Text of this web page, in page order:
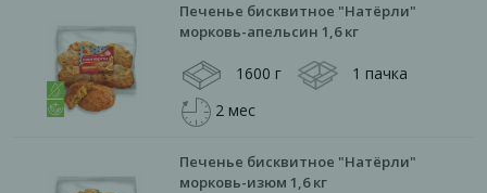
Печенье бисквитное "Натёрли"
морковь-апельсин 1,6 кг
1600 г
1 пачка
2 мес
Печенье бисквитное "Натёрли"
морковь-изюм 1,6 кг